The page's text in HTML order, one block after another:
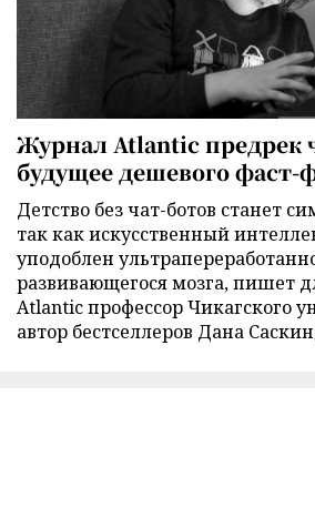
Журнал Atlantic предрек
будущее дешевого фаст-
Детство без чат-ботов станет
так как искусственный
уподоблен
развивающегося мозга, пишет
Atlantic профессор Чикагского
автор бестселлеров Дана